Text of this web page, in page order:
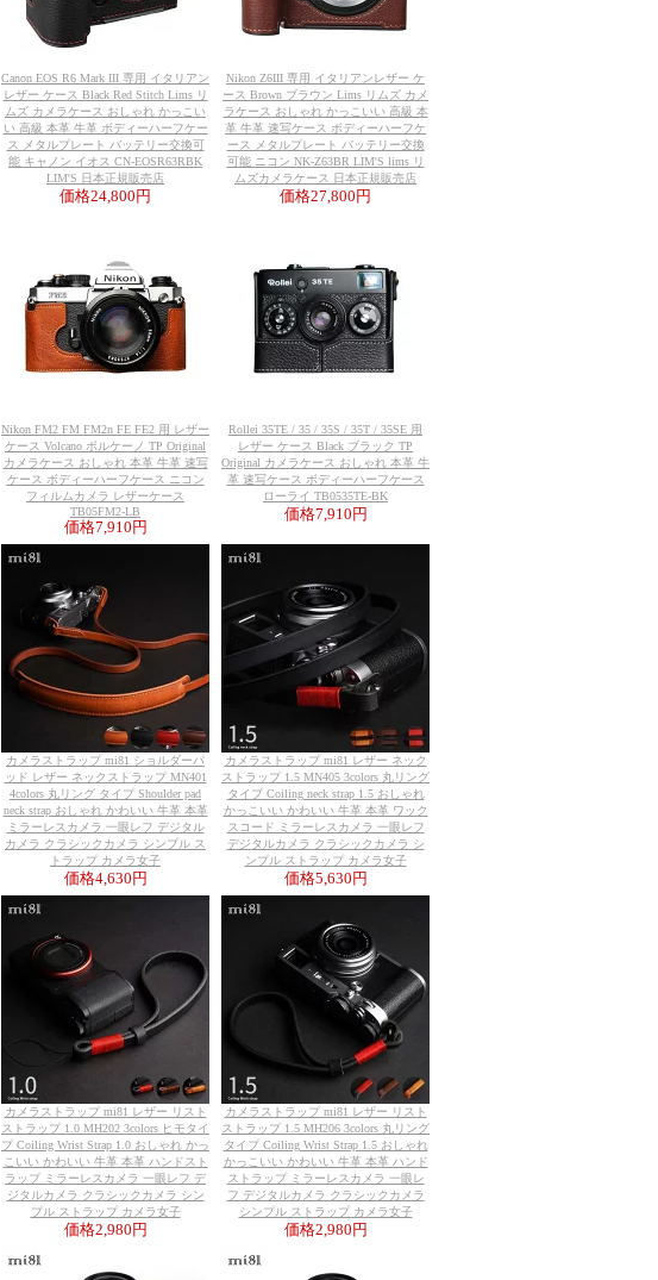
Canon EOS R6 Mark III 専用 イタリアン
レザー ケース Black Red Stitch Lims リ
ムズ カメラケース おしゃれ かっこい
い 高級 本革 牛革 ボディーハーフケー
ス メタルプレート バッテリー交換可
能 キャノン イオス CN-EOSR63RBK
LIM'S 日本正規販売店
価格24,800円
Nikon Z6III 専用 イタリアンレザー ケ
ース Brown ブラウン Lims リムズ カメ
ラケース おしゃれ かっこいい 高級 本
革 牛革 速写ケース ボディーハーフケ
ース メタルプレート バッテリー交換
可能 ニコン NK-Z63BR LIM'S lims リ
ムズカメラケース 日本正規販売店
価格27,800円
Nikon FM2 FM FM2n FE FE2 用 レザー
ケース Volcano ボルケーノ TP Original
カメラケース おしゃれ 本革 牛革 速写
ケース ボディーハーフケース ニコン
フィルムカメラ レザーケース
TB05FM2-LB
価格7,910円
Rollei 35TE / 35 / 35S / 35T / 35SE 用
レザー ケース Black ブラック TP
Original カメラケース おしゃれ 本革 牛
革 速写ケース ボディーハーフケース
ローライ TB0535TE-BK
価格7,910円
カメラストラップ mi81 ショルダーパ
ッド レザー ネックストラップ MN401
4colors 丸リング タイプ Shoulder pad
neck strap おしゃれ かわいい 牛革 本革
ミラーレスカメラ 一眼レフ デジタル
カメラ クラシックカメラ シンプル ス
トラップ カメラ女子
価格4,630円
カメラストラップ mi81 レザー ネック
ストラップ 1.5 MN405 3colors 丸リング
タイプ Coiling neck strap 1.5 おしゃれ
かっこいい かわいい 牛革 本革 ワック
スコード ミラーレスカメラ 一眼レフ
デジタルカメラ クラシックカメラ シ
ンプル ストラップ カメラ女子
価格5,630円
カメラストラップ mi81 レザー リスト
ストラップ 1.0 MH202 3colors ヒモタイ
プ Coiling Wrist Strap 1.0 おしゃれ かっ
こいい かわいい 牛革 本革 ハンドスト
ラップ ミラーレスカメラ 一眼レフ デ
ジタルカメラ クラシックカメラ シン
プル ストラップ カメラ女子
価格2,980円
カメラストラップ mi81 レザー リスト
ストラップ 1.5 MH206 3colors 丸リング
タイプ Coiling Wrist Strap 1.5 おしゃれ
かっこいい かわいい 牛革 本革 ハンド
ストラップ ミラーレスカメラ 一眼レ
フ デジタルカメラ クラシックカメラ
シンプル ストラップ カメラ女子
価格2,980円